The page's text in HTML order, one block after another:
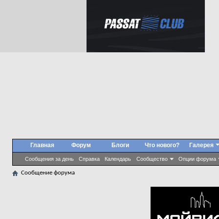
Главная Форум
Сообщения за день Справка Календарь Сообщество Опции форума
Блоги Что нового? Галерея
Сообщение форума